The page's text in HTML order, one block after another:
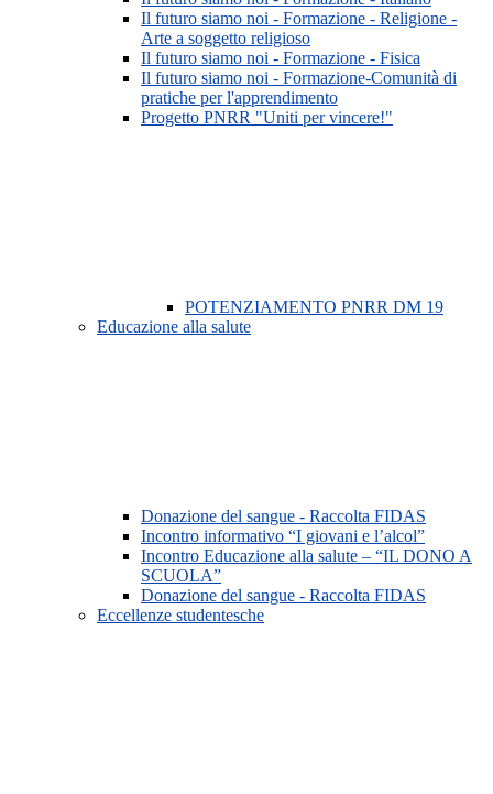
Il futuro siamo noi - Formazione - Religione -
Arte a soggetto religioso
Il futuro siamo noi - Formazione - Fisica
Il futuro siamo noi - Formazione-Comunità di
pratiche per l'apprendimento
Progetto PNRR "Uniti per vincere!"
POTENZIAMENTO PNRR DM 19
Educazione alla salute
Donazione del sangue - Raccolta FIDAS
Incontro informativo “I giovani e l’alcol”
Incontro Educazione alla salute – “IL DONO A
SCUOLA”
Donazione del sangue - Raccolta FIDAS
Eccellenze studentesche